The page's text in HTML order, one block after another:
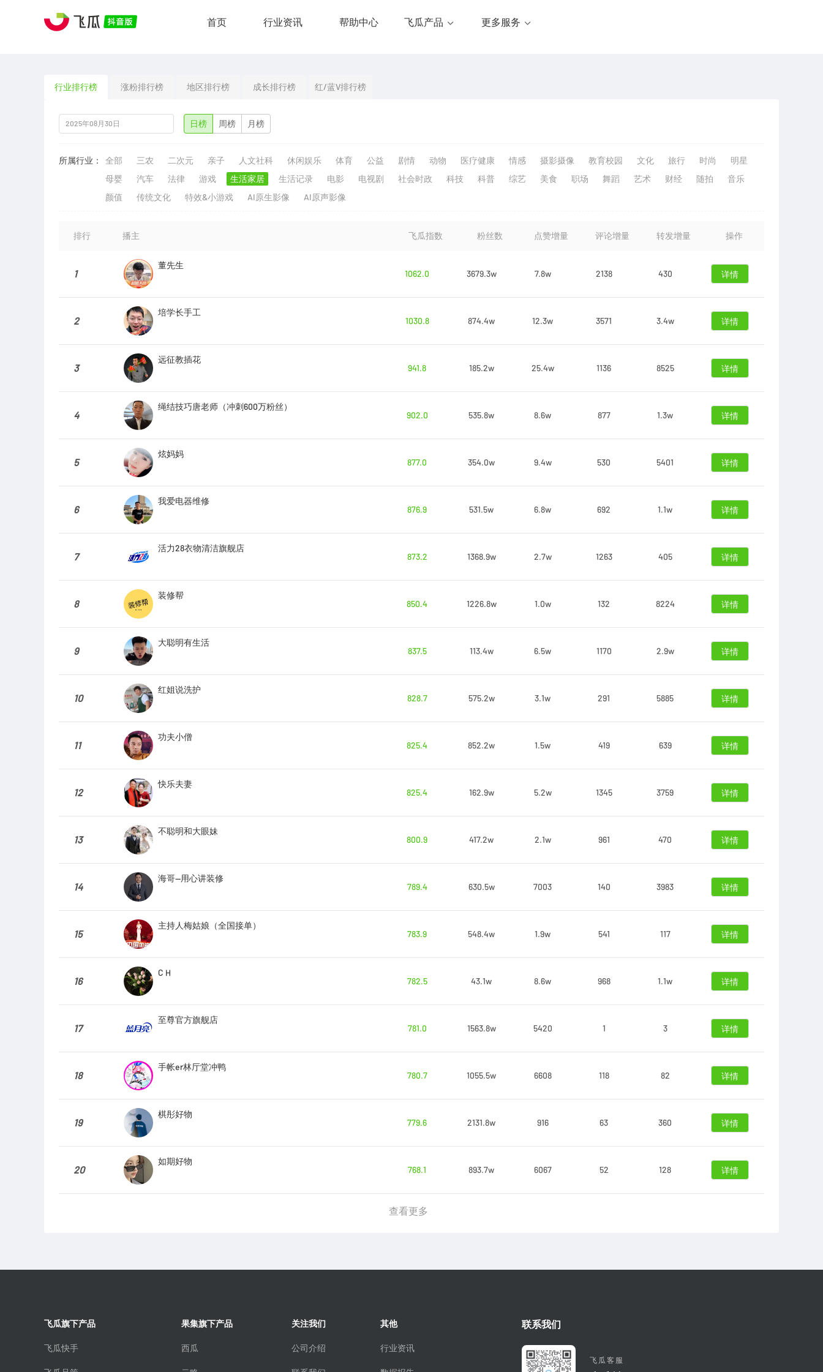
首页 行业资讯 帮助中心 飞瓜产品 更多服务
行业排行榜 涨粉排行榜 地区排行榜 成长排行榜 红/蓝V排行榜
日榜 周榜 月榜
所属行业： 全部 三农 二次元 亲子 人文社科 休闲娱乐 体育 公益 剧情 动物 医疗健康 情感 摄影摄像 教育校园 文化 旅行 时尚
明星
母婴
汽车 法律 游戏 生活家居 生活记录 电影 电视剧 社会时政 科技 科普 综艺 美食 职场 舞蹈 艺术 财经 随拍
音乐
颜值
传统文化 特效&小游戏 AI原生影像 AI原声影像
排行 播主 飞瓜指数 粉丝数 点赞增量 评论增量 转发增量 操作
1
董先生
1062.0
3679.3w 7.8w 2138 430 详情
2
培学长手工
1030.8
874.4w 12.3w 3571 3.4w 详情
3
远征教插花
941.8
185.2w 25.4w 1136 8525 详情
4
绳结技巧唐老师（冲刺600万粉丝）
902.0
535.8w 8.6w 877 1.3w 详情
5
炫妈妈
877.0
354.0w 9.4w 530 5401 详情
6
我爱电器维修
876.9
531.5w 6.8w 692 1.1w 详情
7
活力28衣物清洁旗舰店
873.2
1368.9w 2.7w 1263 405 详情
8
装修帮
850.4
1226.8w 1.0w 132 8224 详情
9
大聪明有生活
837.5
113.4w 6.5w 1170 2.9w 详情
10
红姐说洗护
828.7
575.2w 3.1w 291 5885 详情
11
功夫小僧
825.4
852.2w 1.5w 419 639 详情
12
快乐夫妻
825.4
162.9w 5.2w 1345 3759 详情
13
不聪明和大眼妹
800.9
417.2w 2.1w 961 470 详情
14
海哥—用心讲装修
789.4
630.5w 7003 140 3983 详情
15
主持人梅姑娘（全国接单）
783.9
548.4w 1.9w 541 117 详情
16
C H
782.5
43.1w 8.6w 968 1.1w 详情
17
至尊官方旗舰店
781.0
1563.8w 5420 1 3 详情
18
手帐er林厅堂冲鸭
780.7
1055.5w 6608 118 82 详情
19
棋彤好物
779.6
2131.8w 916 63 360 详情
20
如期好物
768.1
893.7w 6067 52 128 详情
查看更多
飞瓜旗下产品
飞瓜快手
果集旗下产品
西瓜
关注我们
公司介绍
其他
行业资讯
联系我们
飞瓜客服